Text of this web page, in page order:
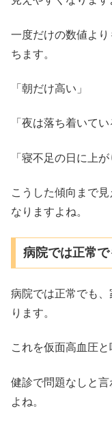
一度だけの数値よ
ちます。
「朝だけ高い」
「夜は落ち着いてい
「寝不足の日に上が
こうした傾向まで
なりますよね。
病院では正常
病院では正常でも
ります。
これを仮面高血圧と
健診で問題なしと
よね。